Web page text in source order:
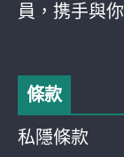
員，携手與
條款
私隱條款